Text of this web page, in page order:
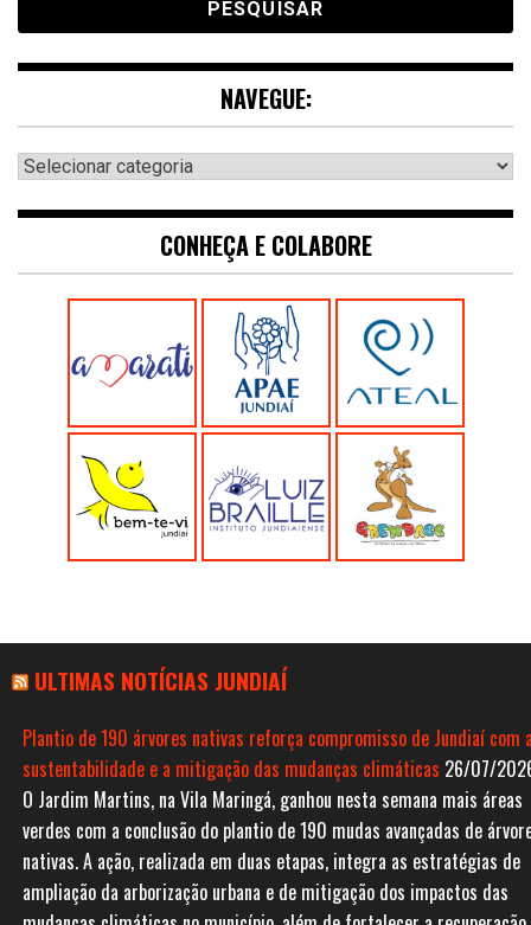
NAVEGUE:
Navegue:
CONHEÇA E COLABORE
ULTIMAS NOTÍCIAS JUNDIAÍ
Plantio de 190 árvores nativas reforça compromisso de Jundiaí com
sustentabilidade e a mitigação das mudanças climáticas 26/07/
O Jardim Martins, na Vila Maringá, ganhou nesta semana mais áreas
verdes com a conclusão do plantio de 190 mudas avançadas de
nativas. A ação, realizada em duas etapas, integra as estratégias de
ampliação da arborização urbana e de mitigação dos impactos das